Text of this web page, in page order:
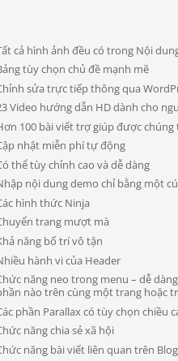
cả hình ảnh đều có trong Nội
tùy chọn chủ đề mạnh mẽ
sửa trực tiếp thông qua
Video hướng dẫn HD dành cho
100 bài viết trợ giúp được chúng
nhật miễn phí tự động
thể tùy chỉnh cao và dễ dàng
nội dung demo chỉ bằng một
hình thức Ninja
trang mượt mà
năng bố trí vô tận
hành vi của Header
năng neo trong menu – dễ
nào trên cùng một trang hoặc
phần Parallax có tùy chọn chiều
năng chia sẻ xã hội
năng bài viết liên quan trên